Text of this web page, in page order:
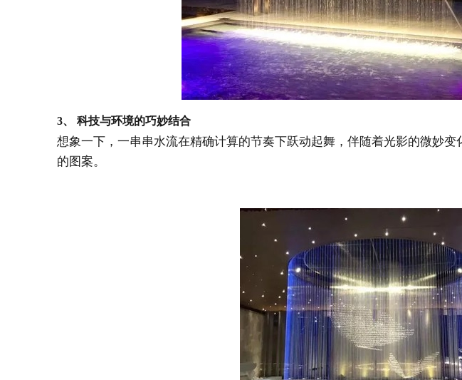
3、 科技与环境的巧妙结合
想象一下，一串串水流在精确计算的节奏下跃动起舞，伴随着光影的微妙
的图案。